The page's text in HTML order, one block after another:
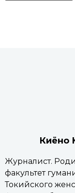
Киёно
Журналист.
факультет
Токийского